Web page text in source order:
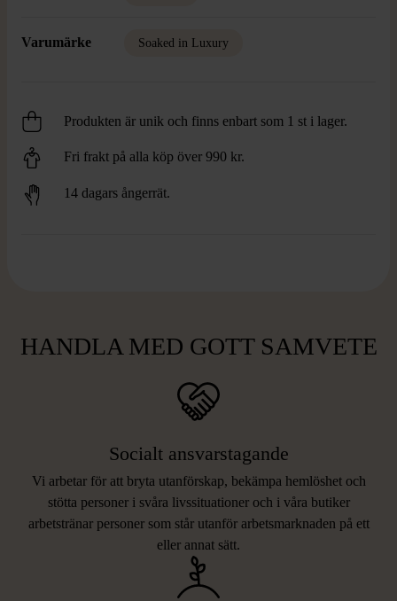
Varumärke Soaked in Luxury
Produkten är unik och finns enbart som 1 st i lager.
Fri frakt på alla köp över 990 kr.
14 dagars ångerrät.
HANDLA MED GOTT SAMVETE
Socialt ansvarstagande
Vi arbetar för att bryta utanförskap, bekämpa hemlöshet och
stötta personer i svåra livssituationer och i våra butiker
arbetstränar personer som står utanför arbetsmarknaden på ett
eller annat sätt.